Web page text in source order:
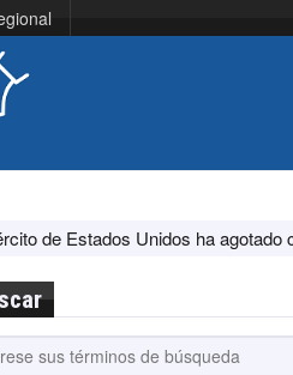
Unidos ha agotado casi el 80 %